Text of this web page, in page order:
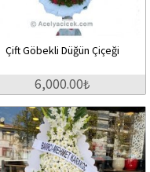
Çift Göbekli Düğün Çiçeği
6,000.00₺